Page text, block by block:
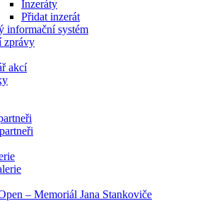
Inzeráty
Přidat inzerát
informační systém
zprávy
akcí
– Memoriál Jana Stankoviče